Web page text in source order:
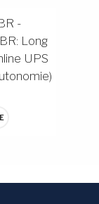
-
Long
UPS